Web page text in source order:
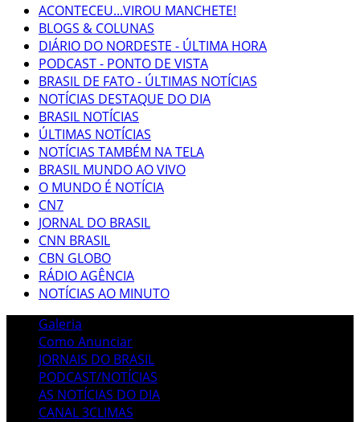
ACONTECEU...VIROU MANCHETE!
BLOGS & COLUNAS
DIÁRIO DO NORDESTE - ÚLTIMA HORA
PODCAST - PONTO DE VISTA
BRASIL DE FATO - ÚLTIMAS NOTÍCIAS
NOTÍCIAS DESTAQUE DO DIA
BRASIL NOTÍCIAS
ÚLTIMAS NOTÍCIAS
NOTÍCIAS TAMBÉM NA TELA
BRASIL MUNDO AO VIVO
O MUNDO É NOTÍCIA
CN7
JORNAL DO BRASIL
CNN BRASIL
CBN GLOBO
RÁDIO AGÊNCIA
NOTÍCIAS AO MINUTO
Galeria
Como Anunciar
JORNAIS DO BRASIL
PODCAST/NOTÍCIAS
AS NOTÍCIAS DO DIA
CANAL 3CLIMAS